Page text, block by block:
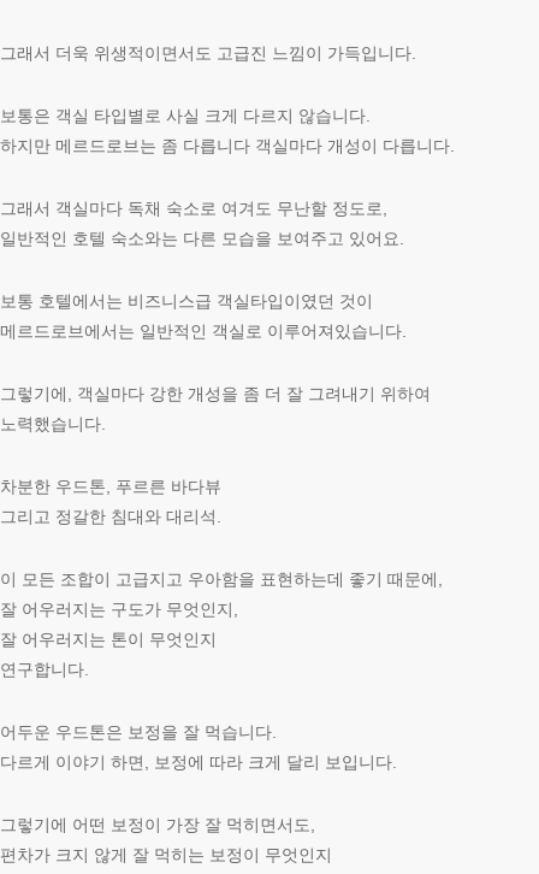
그래서 더욱 위생적이면서도 고급진 느낌이 가득입니다.
보통은 객실 타입별로 사실 크게 다르지 않습니다.
하지만 메르드로브는 좀 다릅니다 객실마다 개성이 다릅니다.
그래서 객실마다 독채 숙소로 여겨도 무난할 정도로,
일반적인 호텔 숙소와는 다른 모습을 보여주고 있어요.
보통 호텔에서는 비즈니스급 객실타입이였던 것이
메르드로브에서는 일반적인 객실로 이루어져있습니다.
그렇기에, 객실마다 강한 개성을 좀 더 잘 그려내기 위하여
노력했습니다.
차분한 우드톤, 푸르른 바다뷰
그리고 정갈한 침대와 대리석.
이 모든 조합이 고급지고 우아함을 표현하는데 좋기 때문에,
잘 어우러지는 구도가 무엇인지,
잘 어우러지는 톤이 무엇인지
연구합니다.
어두운 우드톤은 보정을 잘 먹습니다.
다르게 이야기 하면, 보정에 따라 크게 달리 보입니다.
그렇기에 어떤 보정이 가장 잘 먹히면서도,
편차가 크지 않게 잘 먹히는 보정이 무엇인지